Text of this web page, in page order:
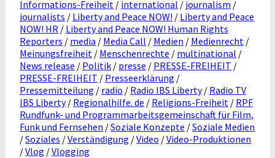
Informations-Freiheit / international / journalism /
journalists / Liberty and Peace NOW! / Liberty and Peace
NOW! HR / Liberty and Peace NOW! Human Rights
Reporters / media / Media Call / Medien / Medienrecht /
Meinungsfreiheit / Menschenrechte / multinational /
News release / Politik / presse / PRESSE-FREIHEIT /
PRESSE-FREIHEIT / Presseerklärung /
Pressemitteilung / radio / Radio IBS Liberty/ Radio TV
IBS Liberty/ Regionalhilfe. de / Religions-Freiheit / RPF
Rundfunk- und Programmarbeitsgemeinschaft für Film,
Funk und Fernsehen /Soziale Konzepte /Soziale Medien
/Soziales /Verständigung /Video /Video-Produktionen
/Vlog /Vlogging